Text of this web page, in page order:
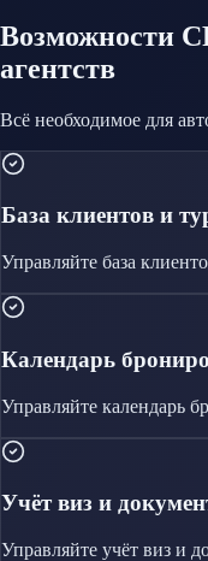
Возможности
агентств
Всё необходимое для
База клиентов и
Управляйте база
Календарь
Управляйте календарь
Учёт виз и
Управляйте учёт виз и